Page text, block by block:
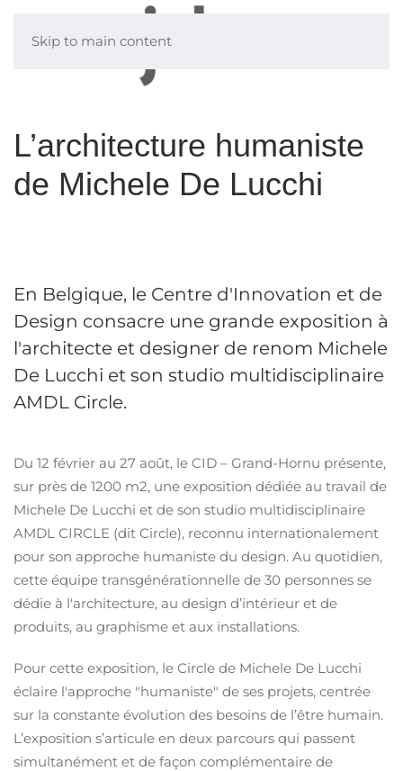
Skip to main content
L’architecture humaniste
de Michele De Lucchi
En Belgique, le Centre d'Innovation et de
Design consacre une grande exposition à
l'architecte et designer de renom Michele
De Lucchi et son studio multidisciplinaire
AMDL Circle.
Du 12 février au 27 août, le CID – Grand-Hornu présente,
sur près de 1200 m2, une exposition dédiée au travail de
Michele De Lucchi et de son studio multidisciplinaire
AMDL CIRCLE (dit Circle), reconnu internationalement
pour son approche humaniste du design. Au quotidien,
cette équipe transgénérationnelle de 30 personnes se
dédie à l'architecture, au design d’intérieur et de
produits, au graphisme et aux installations.
Pour cette exposition, le Circle de Michele De Lucchi
éclaire l'approche "humaniste" de ses projets, centrée
sur la constante évolution des besoins de l’être humain.
L’exposition s’articule en deux parcours qui passent
simultanément et de façon complémentaire de